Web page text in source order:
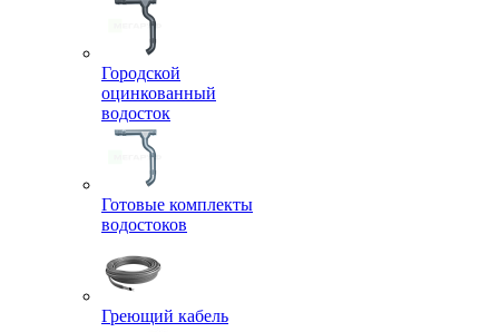
Городской
оцинкованный
водосток
Готовые комплекты
водостоков
Греющий кабель